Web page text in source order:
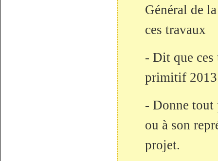
Général de
ces travaux
- Dit que ces
primitif
- Donne tout
ou à son
projet.